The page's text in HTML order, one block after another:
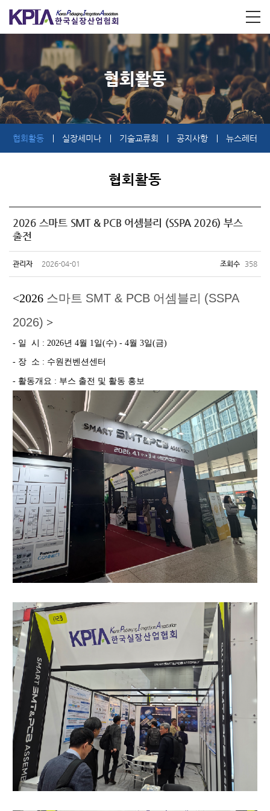
협회활동
협회활동 실장세미나 기술교류회 공지사항 뉴스레터
협회활동
2026 스마트 SMT & PCB 어셈블리 (SSPA 2026) 부스
출전
관리자 2026-04-01 조회수 358
<2026 스마트 SMT & PCB 어셈블리 (SSPA
2026) >
- 일 시 : 2026년 4월 1일(수) - 4월 3일(금)
- 장 소 : 수원컨벤션센터
- 활동개요 : 부스 출전 및 활동 홍보